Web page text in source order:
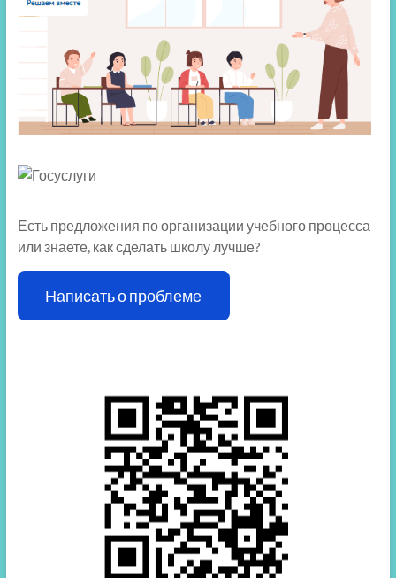
Есть предложения по организации учебного процесса
или знаете, как сделать школу лучше?
Написать о проблеме